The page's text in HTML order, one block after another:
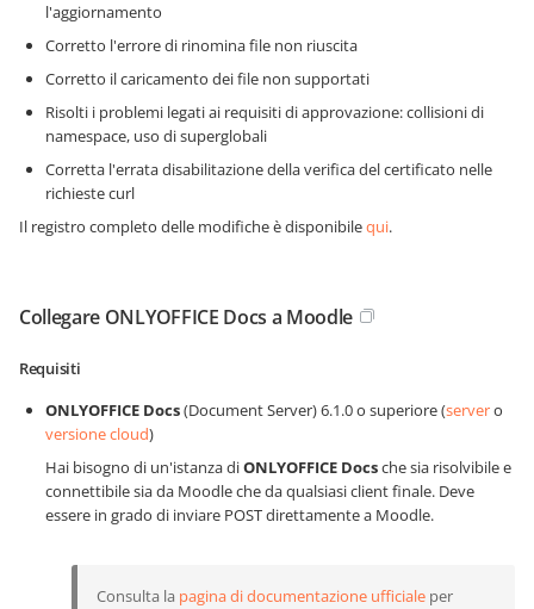
l'aggiornamento
Corretto l'errore di rinomina file non riuscita
Corretto il caricamento dei file non supportati
Risolti i problemi legati ai requisiti di approvazione: collisioni di
namespace, uso di superglobali
Corretta l'errata disabilitazione della verifica del certificato nelle
richieste curl
Il registro completo delle modifiche è disponibilequi.
Collegare ONLYOFFICE Docs a Moodle
Requisiti
ONLYOFFICE Docs(Document Server) 6.1.0 o superiore (servero
versione cloud)
Hai bisogno di un'istanza diONLYOFFICE Docsche sia risolvibile e
connettibile sia da Moodle che da qualsiasi client finale. Deve
essere in grado di inviare POST direttamente a Moodle.
Consulta la pagina di documentazione ufficiale per